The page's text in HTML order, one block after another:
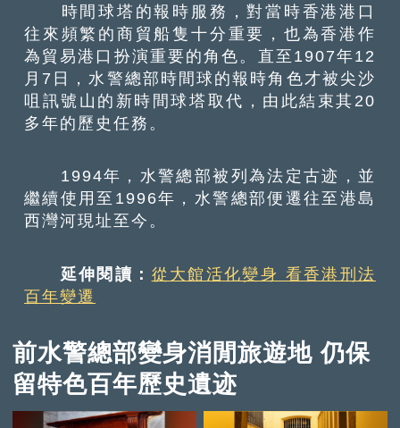
時間球塔的報時服務，對當時香港港口
往來頻繁的商貿船隻十分重要，也為香港作
為貿易港口扮演重要的角色。直至1907年12
月7日，水警總部時間球的報時角色才被尖沙
咀訊號山的新時間球塔取代，由此結束其20
多年的歷史任務。
1994年，水警總部被列為法定古迹，並
繼續使用至1996年，水警總部便遷往至港島
西灣河現址至今。
延伸閱讀： 從大館活化變身 看香港刑法
百年變遷
前水警總部變身消閒旅遊地 仍保
留特色百年歷史遺迹